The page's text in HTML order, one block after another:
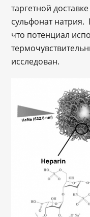
таргетной
сульфонат
что потенциал
исследован.